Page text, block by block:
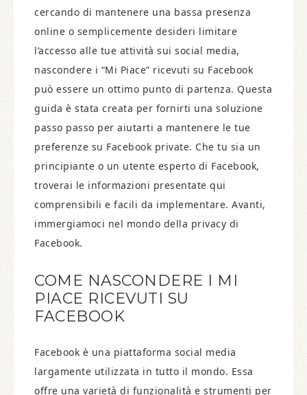
cercando di mantenere una bassa presenza
online o semplicemente desideri limitare
l’accesso alle tue attività sui social media,
nascondere i “Mi Piace” ricevuti su Facebook
può essere un ottimo punto di partenza. Questa
guida è stata creata per fornirti una soluzione
passo passo per aiutarti a mantenere le tue
preferenze su Facebook private. Che tu sia un
principiante o un utente esperto di Facebook,
troverai le informazioni presentate qui
comprensibili e facili da implementare. Avanti,
immergiamoci nel mondo della privacy di
Facebook.
COME NASCONDERE I MI
PIACE RICEVUTI SU
FACEBOOK
Facebook è una piattaforma social media
largamente utilizzata in tutto il mondo. Essa
offre una varietà di funzionalità e strumenti per